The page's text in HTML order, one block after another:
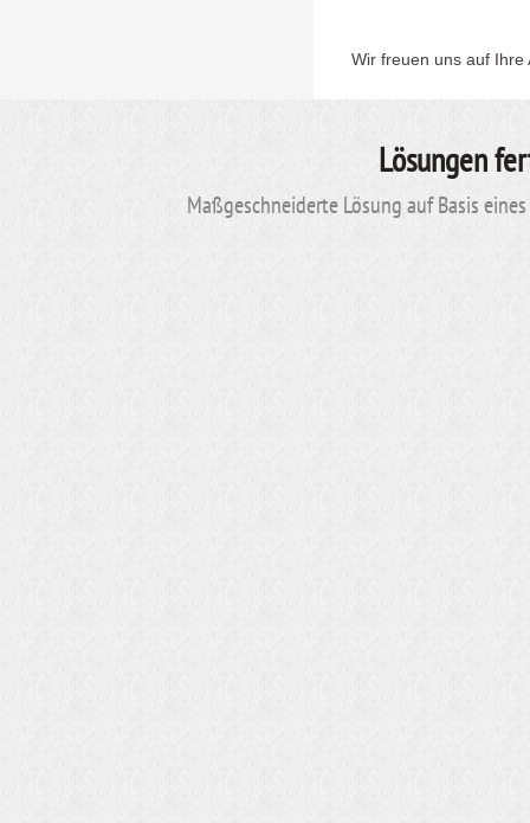
Wir freuen uns auf Ihre
Lösungen
Maßgeschneiderte Lösung auf Basis